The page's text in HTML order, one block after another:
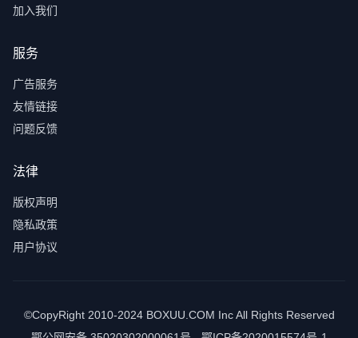
加入我们
服务
广告服务
友情链接
问题反馈
法律
版权声明
隐私政策
用户协议
©CopyRight 2010-2024 BOXUU.COM Inc All Rights Reserved